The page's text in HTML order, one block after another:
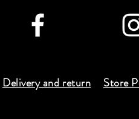
Delivery and return Store